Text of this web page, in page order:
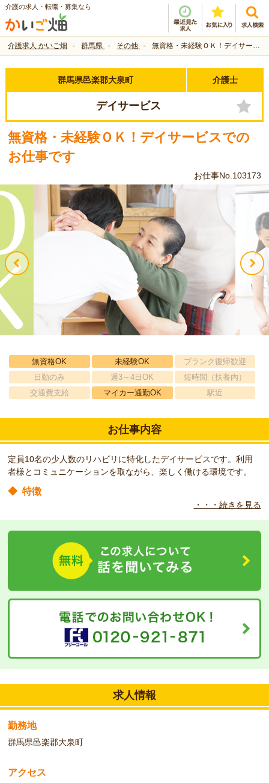
介護の求人・転職・募集なら
介護求人 かいご畑 群馬県 その他 無資格・未経験ＯＫ！デイサービスでのお仕事です
群馬県邑楽郡大泉町 介護士
デイサービス
無資格・未経験ＯＫ！デイサービスでの
お仕事です
お仕事No.103173
無資格OK 未経験OK
ブランク復帰歓迎
日勤のみ
週3～4日OK
短時間（扶養内）
交通費支給
マイカー通勤OK 駅近
お仕事内容
定員10名の少人数のリハビリに特化したデイサービスです。利用
者様とコミュニケーションを取ながら、楽しく働ける環境です。
◆ 特徴
パワーリハビリ・レッドコード・物理療法などのリハビリ機器を取
り入れた少人数制のデイサービスです。
・・・続きを見る
求人情報
勤務地
群馬県邑楽郡大泉町
アクセス